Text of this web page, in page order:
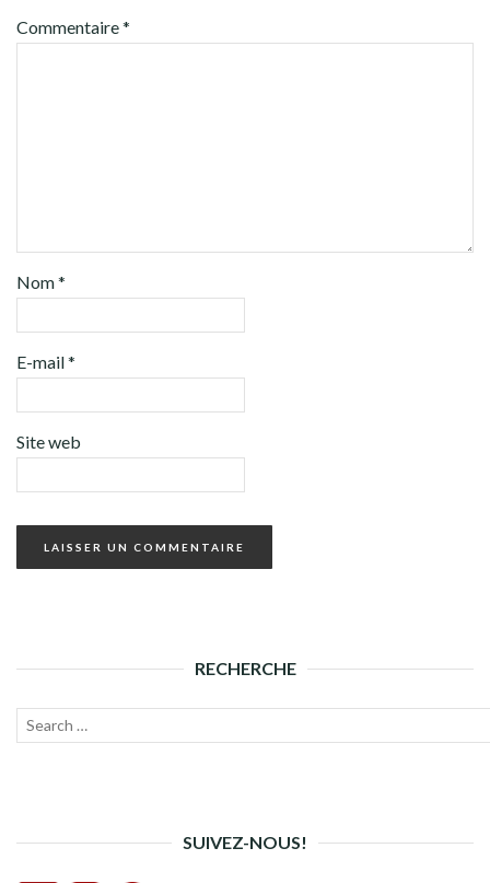
Commentaire*
Nom*
E-mail*
Site web
RECHERCHE
Recherche
SUIVEZ-NOUS!